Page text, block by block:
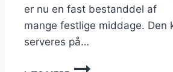
er nu en fast bestanddel af
mange festlige middage. Den
serveres på…
BURRATA